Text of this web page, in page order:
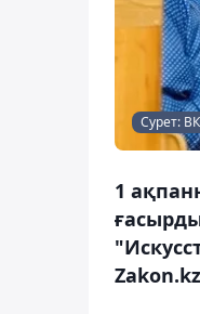
Сурет:
1